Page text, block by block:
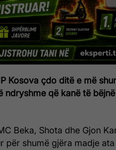
Kosova çdo ditë e më
ndryshme që kanë të
Beka, Shota dhe Gjon
për shumë gjëra madje